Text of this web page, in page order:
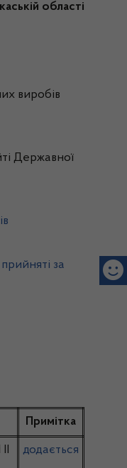
області
виробів
Державної
за
Примітка
II
додається